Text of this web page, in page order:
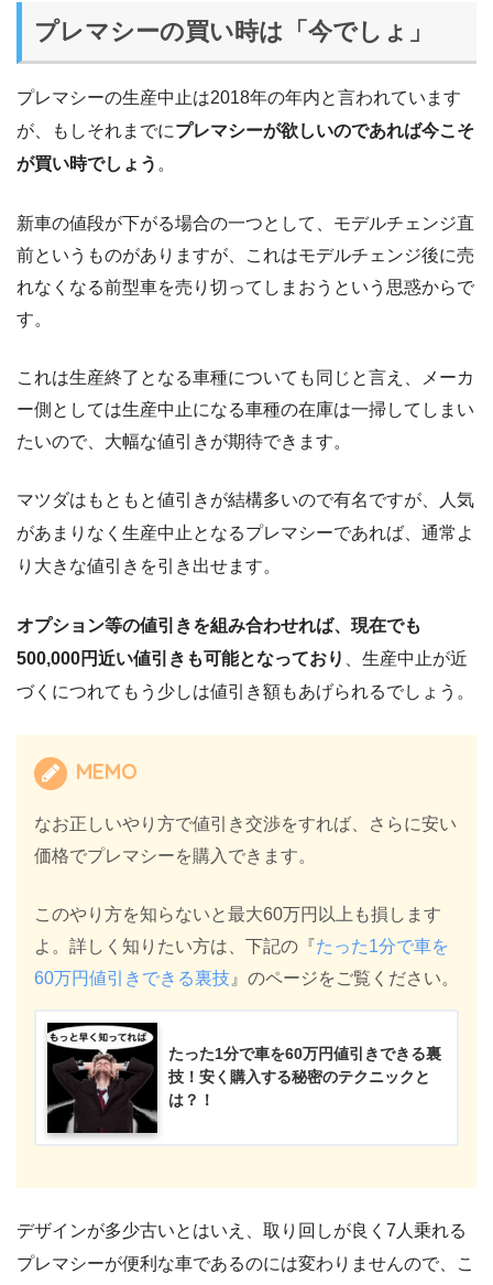
プレマシーの買い時は「今でしょ」
プレマシーの生産中止は2018年の年内と言われています
が、もしそれまでにプレマシーが欲しいのであれば今こそ
が買い時でしょう 。
新車の値段が下がる場合の一つとして、モデルチェンジ直
前というものがありますが、これはモデルチェンジ後に売
れなくなる前型車を売り切ってしまおうという思惑からで
す。
これは生産終了となる車種についても同じと言え、メーカ
ー側としては生産中止になる車種の在庫は一掃してしまい
たいので、大幅な値引きが期待できます。
マツダはもともと値引きが結構多いので有名ですが、人気
があまりなく生産中止となるプレマシーであれば、通常よ
り大きな値引きを引き出せます。
オプション等の値引きを組み合わせれば、現在でも
500,000円近い値引きも可能となっており
、生産中止が近
づくにつれてもう少しは値引き額もあげられるでしょう。
MEMO
なお正しいやり方で値引き交渉をすれば、さらに安い
価格でプレマシーを購入できます。
このやり方を知らないと最大60万円以上も損します
よ。詳しく知りたい方は、下記の『たった1分で車を
60万円値引きできる裏技 』のページをご覧ください。
たった1分で車を60万円値引きできる裏
技！安く購入する秘密のテクニックと
は？！
デザインが多少古いとはいえ、取り回しが良く7人乗れる
プレマシーが便利な車であるのには変わりませんので、こ